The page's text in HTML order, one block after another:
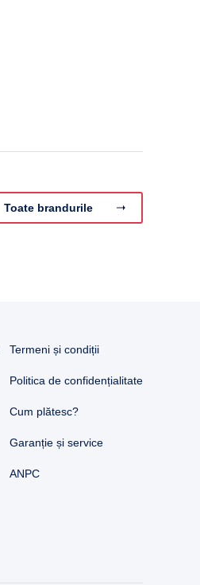
Toate brandurile
Termeni și condiții
Politica de confidențialitate
Cum plătesc?
Garanție și service
ANPC